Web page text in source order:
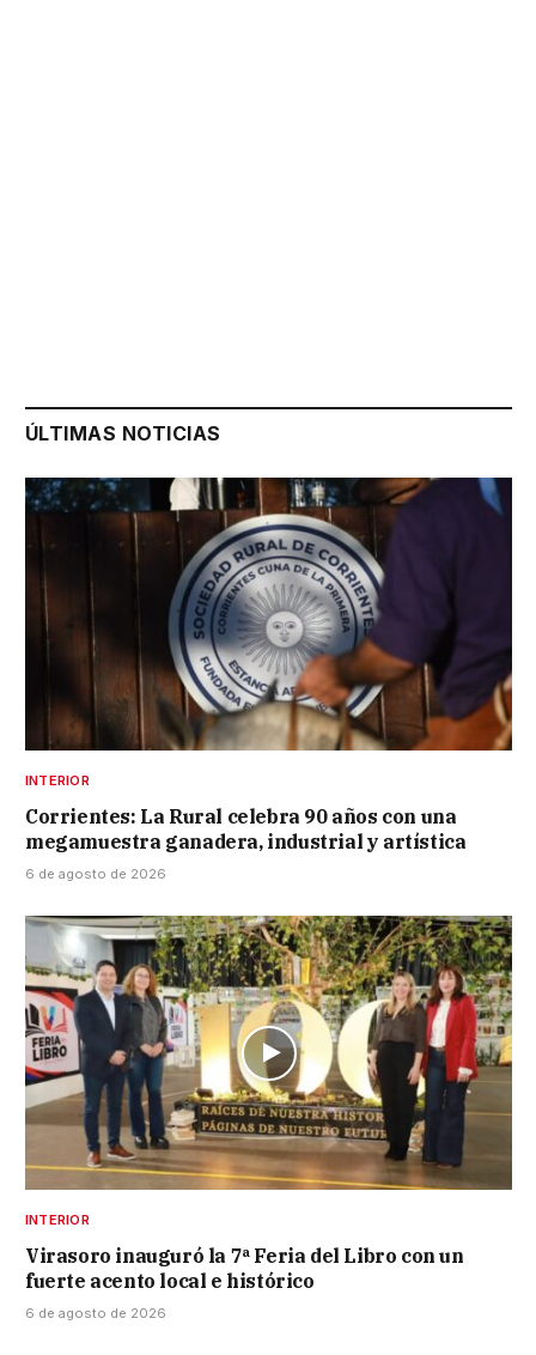
ÚLTIMAS NOTICIAS
INTERIOR
Corrientes: La Rural celebra 90 años con una
megamuestra ganadera, industrial y artística
6 de agosto de 2026
INTERIOR
Virasoro inauguró la 7ª Feria del Libro con un
fuerte acento local e histórico
6 de agosto de 2026